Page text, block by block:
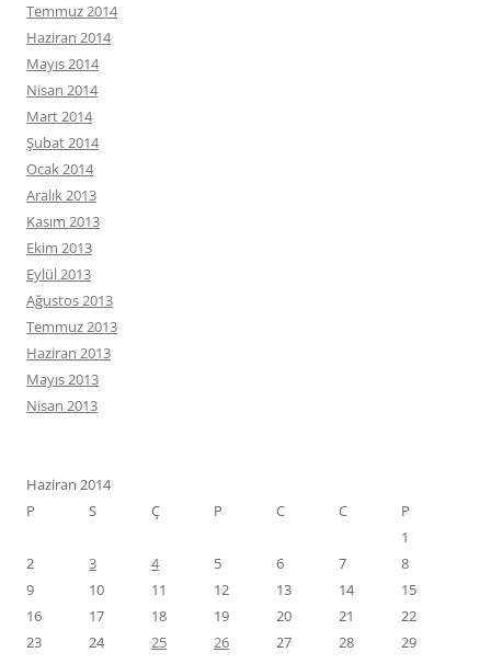
Temmuz 2014
Haziran 2014
Mayıs 2014
Nisan 2014
Mart 2014
Şubat 2014
Ocak 2014
Aralık 2013
Kasım 2013
Ekim 2013
Eylül 2013
Ağustos 2013
Temmuz 2013
Haziran 2013
Mayıs 2013
Nisan 2013
Haziran 2014
P
S Ç P C C
P
1
2
3 4 5 6 7
8
9
10 11 12 13 14
15
16
17 18 19 20 21
22
23
24 25 26 27 28
29